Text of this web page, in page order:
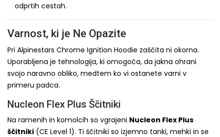
odprtih cestah.
Varnost, ki je Ne Opazite
Pri Alpinestars Chrome Ignition Hoodie zaščita ni okorna.
Uporabljena je tehnologija, ki omogoča, da jakna ohrani
svojo naravno obliko, medtem ko vi ostanete varni v
primeru padca.
Nucleon Flex Plus Ščitniki
Na ramenih in komolcih so vgrajeni Nucleon Flex Plus
ščitniki (CE Level 1). Ti ščitniki so izjemno tanki, mehki in se